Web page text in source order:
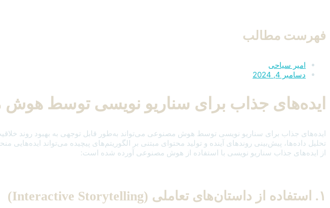
فهرست مطالب
امیر سیاحی
دسامبر 4, 2024
ایده‌های جذاب برای سناریو نویسی توسط
ایده‌های جذاب برای سناریو نویسی توسط هوش مصنوعی می‌تواند به‌طور قابل توجهی به بهبود روند
تحلیل داده‌ها، پیش‌بینی روندهای آینده و تولید محتوای مبتنی بر الگوریتم‌های پیچیده می‌تواند
از ایده‌های جذاب سناریو نویسی با استفاده از هوش مصنوعی آورده شده است:
۱. استفاده از داستان‌های تعاملی (Interactive Storytelling)